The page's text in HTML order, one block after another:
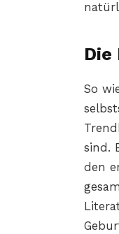
Die
So
sind.
den